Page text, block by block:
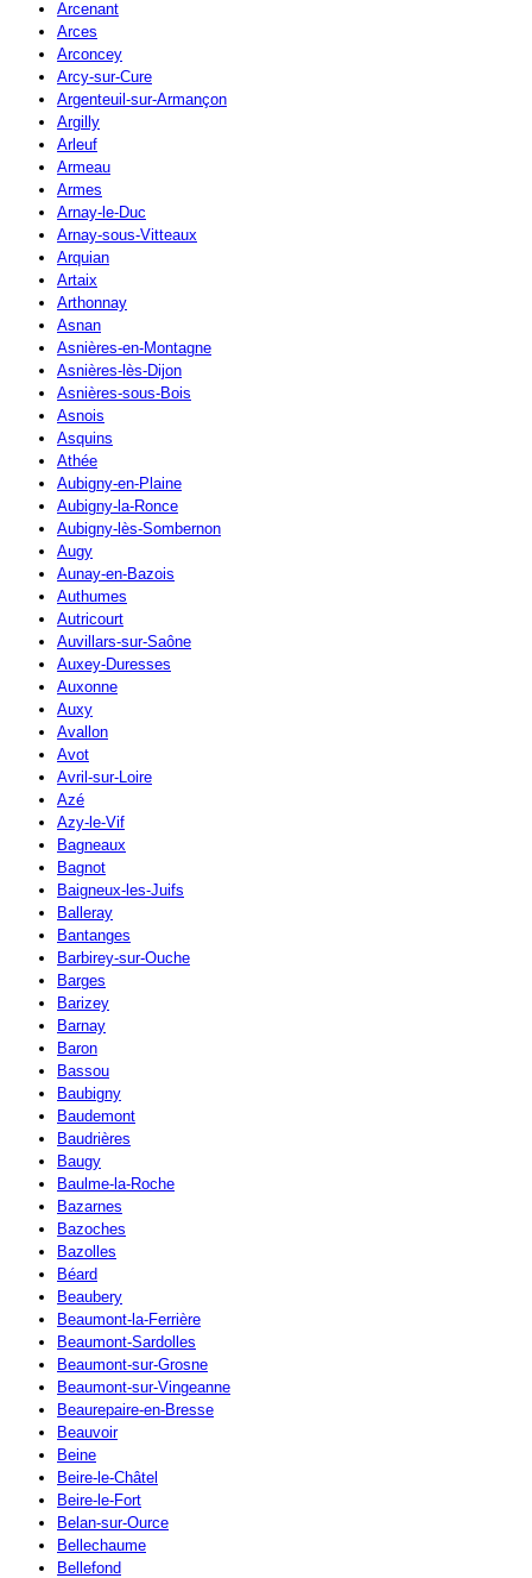
Arcenant
Arces
Arconcey
Arcy-sur-Cure
Argenteuil-sur-Armançon
Argilly
Arleuf
Armeau
Armes
Arnay-le-Duc
Arnay-sous-Vitteaux
Arquian
Artaix
Arthonnay
Asnan
Asnières-en-Montagne
Asnières-lès-Dijon
Asnières-sous-Bois
Asnois
Asquins
Athée
Aubigny-en-Plaine
Aubigny-la-Ronce
Aubigny-lès-Sombernon
Augy
Aunay-en-Bazois
Authumes
Autricourt
Auvillars-sur-Saône
Auxey-Duresses
Auxonne
Auxy
Avallon
Avot
Avril-sur-Loire
Azé
Azy-le-Vif
Bagneaux
Bagnot
Baigneux-les-Juifs
Balleray
Bantanges
Barbirey-sur-Ouche
Barges
Barizey
Barnay
Baron
Bassou
Baubigny
Baudemont
Baudrières
Baugy
Baulme-la-Roche
Bazarnes
Bazoches
Bazolles
Béard
Beaubery
Beaumont-la-Ferrière
Beaumont-Sardolles
Beaumont-sur-Grosne
Beaumont-sur-Vingeanne
Beaurepaire-en-Bresse
Beauvoir
Beine
Beire-le-Châtel
Beire-le-Fort
Belan-sur-Ource
Bellechaume
Bellefond